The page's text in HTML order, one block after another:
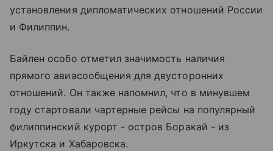
установления дипломатических отношений России
и Филиппин.
Байлен особо отметил значимость наличия
прямого авиасообщения для двусторонних
отношений. Он также напомнил, что в минувшем
году стартовали чартерные рейсы на популярный
филиппинский курорт - остров Боракай - из
Иркутска и Хабаровска.